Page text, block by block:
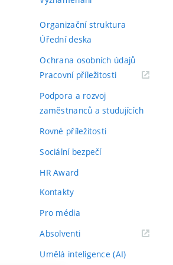
Organizační struktura
Úřední deska
Ochrana osobních údajů
Pracovní příležitosti(externí
Podpora a rozvoj
zaměstnanců a studujících
Rovné příležitosti
Sociální bezpečí
HR Award
Kontakty
Pro média
Absolventi(externí
Umělá inteligence (AI)